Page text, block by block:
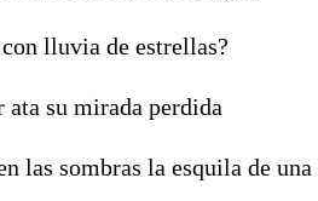
lluvia de estrellas?
ata su mirada perdida
las sombras la esquila de